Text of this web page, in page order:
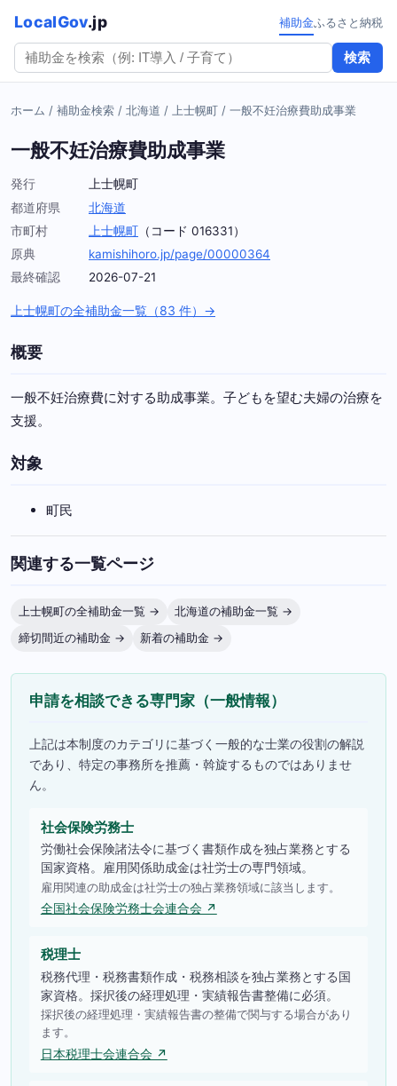
LocalGov.jp
検索
補助金ふるさと納税
ホーム / 補助金検索 / 北海道 / 上士幌町 / 一般不妊治療費助成事業
一般不妊治療費助成事業
発行
上士幌町
都道府県
北海道
市町村
上士幌町 （コード 016331）
原典
kamishihoro.jp/page/00000364
最終確認
2026-07-21
上士幌町の全補助金一覧（83 件）→
概要
一般不妊治療費に対する助成事業。子どもを望む夫婦の治療を
支援。
対象
町民
関連する一覧ページ
上士幌町の全補助金一覧 →
北海道の補助金一覧 →
締切間近の補助金 →
新着の補助金 →
申請を相談できる専門家（一般情報）
上記は本制度のカテゴリに基づく一般的な士業の役割の解説
であり、特定の事務所を推薦・斡旋するものではありませ
ん。
社会保険労務士
労働社会保険諸法令に基づく書類作成を独占業務とする
国家資格。雇用関係助成金は社労士の専門領域。
雇用関連の助成金は社労士の独占業務領域に該当します。
全国社会保険労務士会連合会 ↗
税理士
税務代理・税務書類作成・税務相談を独占業務とする国
家資格。採択後の経理処理・実績報告書整備に必須。
採択後の経理処理・実績報告書の整備で関与する場合があり
ます。
日本税理士会連合会 ↗